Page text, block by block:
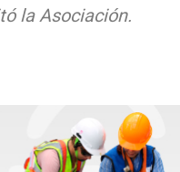
la Asociación.